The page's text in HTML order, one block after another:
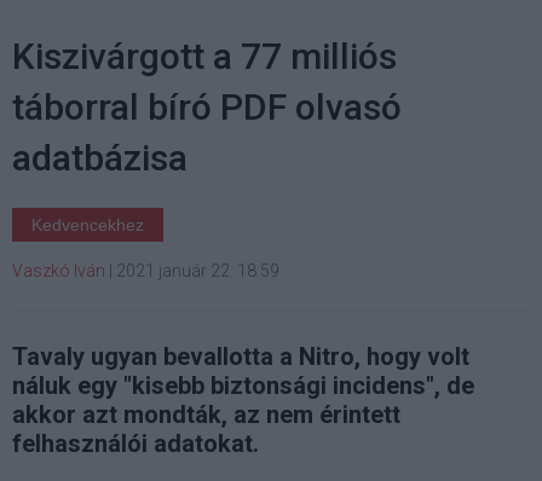
Kiszivárgott a 77 milliós
táborral bíró PDF olvasó
adatbázisa
Kedvencekhez
Vaszkó Iván 2021 január 22. 18:59
Tavaly ugyan bevallotta a Nitro, hogy volt
náluk egy "kisebb biztonsági incidens", de
akkor azt mondták, az nem érintett
felhasználói adatokat.